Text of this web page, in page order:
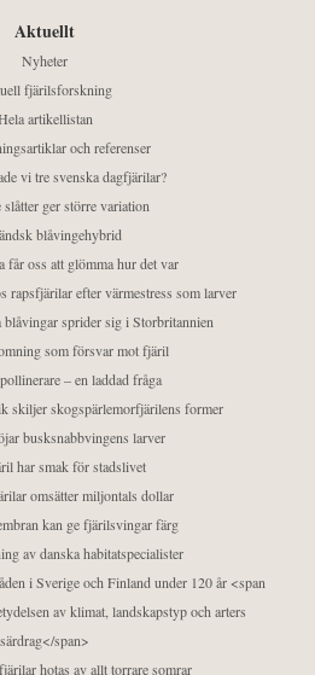
Aktuellt
Nyheter
fjärilsforskning
artikellistan
och referenser
vi tre svenska dagfjärilar?
ger större variation
blåvingehybrid
får oss att glömma hur det var
rapsfjärilar efter värmestress som larver
sprider sig i Storbritannien
som försvar mot fjäril
– en laddad fråga
skiljer skogspärlemorfjärilens former
busksnabbvingens larver
har smak för stadslivet
omsätter miljontals dollar
kan ge fjärilsvingar färg
av danska habitatspecialister
i Sverige och Finland under 120 år <span
av klimat, landskapstyp och arters
särdrag</span>
hotas av allt torrare somrar